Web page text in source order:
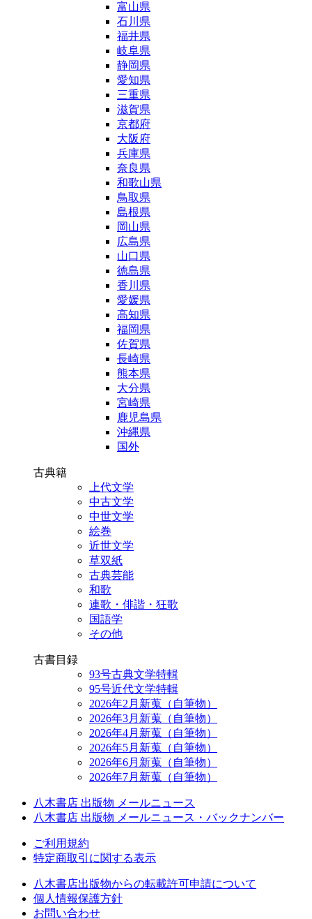
富山県
石川県
福井県
岐阜県
静岡県
愛知県
三重県
滋賀県
京都府
大阪府
兵庫県
奈良県
和歌山県
鳥取県
島根県
岡山県
広島県
山口県
徳島県
香川県
愛媛県
高知県
福岡県
佐賀県
長崎県
熊本県
大分県
宮崎県
鹿児島県
沖縄県
国外
古典籍
上代文学
中古文学
中世文学
絵巻
近世文学
草双紙
古典芸能
和歌
連歌・俳諧・狂歌
国語学
その他
古書目録
93号古典文学特輯
95号近代文学特輯
2026年2月新蒐（自筆物）
2026年3月新蒐（自筆物）
2026年4月新蒐（自筆物）
2026年5月新蒐（自筆物）
2026年6月新蒐（自筆物）
2026年7月新蒐（自筆物）
八木書店 出版物 メールニュース
八木書店 出版物 メールニュース・バックナンバー
ご利用規約
特定商取引に関する表示
八木書店出版物からの転載許可申請について
個人情報保護方針
お問い合わせ